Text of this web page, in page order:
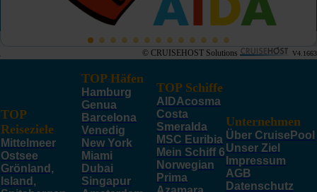
© CRUISEHOST Solutions V4.1663
TOP
Reiseziele
Mittelmeer
Ostsee
Grönland,
Island,
TOP Häfen
Hamburg
Genua
Barcelona
Venedig
New York
Miami
Dubai
Singapur
TOP Schiffe
AIDAcosma
Costa
Smeralda
MSC Euribia
Mein Schiff 6
Norwegian
Prima
Unternehmen
Über CruisePool
Unser Ziel
Impressum
AGB
Datenschutz